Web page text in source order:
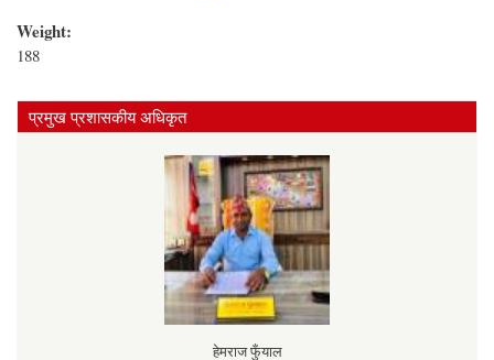
Weight:
188
प्रमुख प्रशासकीय अधिकृत
हेमराज फुँयाल